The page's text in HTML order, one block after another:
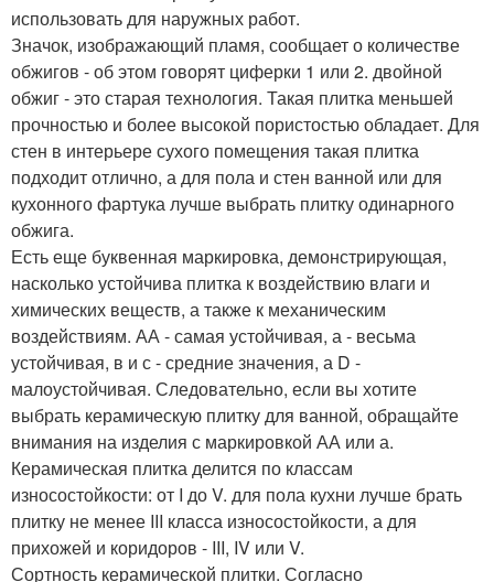
использовать для наружных работ.
Значок, изображающий пламя, сообщает о количестве
обжигов - об этом говорят циферки 1 или 2. двойной
обжиг - это старая технология. Такая плитка меньшей
прочностью и более высокой пористостью обладает. Для
стен в интерьере сухого помещения такая плитка
подходит отлично, а для пола и стен ванной или для
кухонного фартука лучше выбрать плитку одинарного
обжига.
Есть еще буквенная маркировка, демонстрирующая,
насколько устойчива плитка к воздействию влаги и
химических веществ, а также к механическим
воздействиям. АА - самая устойчивая, а - весьма
устойчивая, в и с - средние значения, а D -
малоустойчивая. Следовательно, если вы хотите
выбрать керамическую плитку для ванной, обращайте
внимания на изделия с маркировкой АА или а.
Керамическая плитка делится по классам
износостойкости: от I до V. для пола кухни лучше брать
плитку не менее III класса износостойкости, а для
прихожей и коридоров - III, IV или V.
Сортность керамической плитки. Согласно